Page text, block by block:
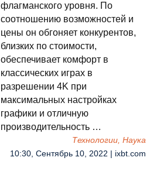
флагманского уровня. По
соотношению возможностей и
цены он обгоняет конкурентов,
близких по стоимости,
обеспечивает комфорт в
классических играх в
разрешении 4K при
максимальных настройках
графики и отличную
производительность …
Технологии, Наука
10:30, Сентябрь 10, 2022 | ixbt.com